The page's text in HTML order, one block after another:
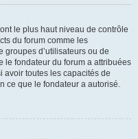
le plus haut niveau de contrôle
du forum comme les
groupes d’utilisateurs ou de
le fondateur du forum a attribuées
avoir toutes les capacités de
ce que le fondateur a autorisé.